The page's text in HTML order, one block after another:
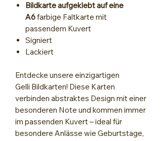
Bildkarte aufgeklebt auf eine
A6farbige Faltkarte mit
passendem Kuvert
Signiert
Lackiert
Entdecke unsere einzigartigen
Gelli Bildkarten! Diese Karten
verbinden abstraktes Design mit einer
besonderen Note und kommen immer
im passenden Kuvert – ideal für
besondere Anlässe wie Geburtstage,